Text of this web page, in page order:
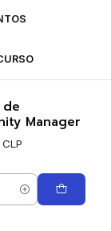
de
Manager